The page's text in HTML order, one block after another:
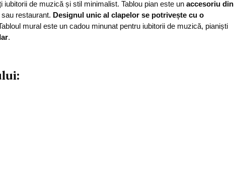
iubitorii de muzică și stil minimalist. Tablou pian este un accesoriu din
restaurant. Designul unic al clapelor se potrivește cu o
mural este un cadou minunat pentru iubitorii de muzică, pianiști
.